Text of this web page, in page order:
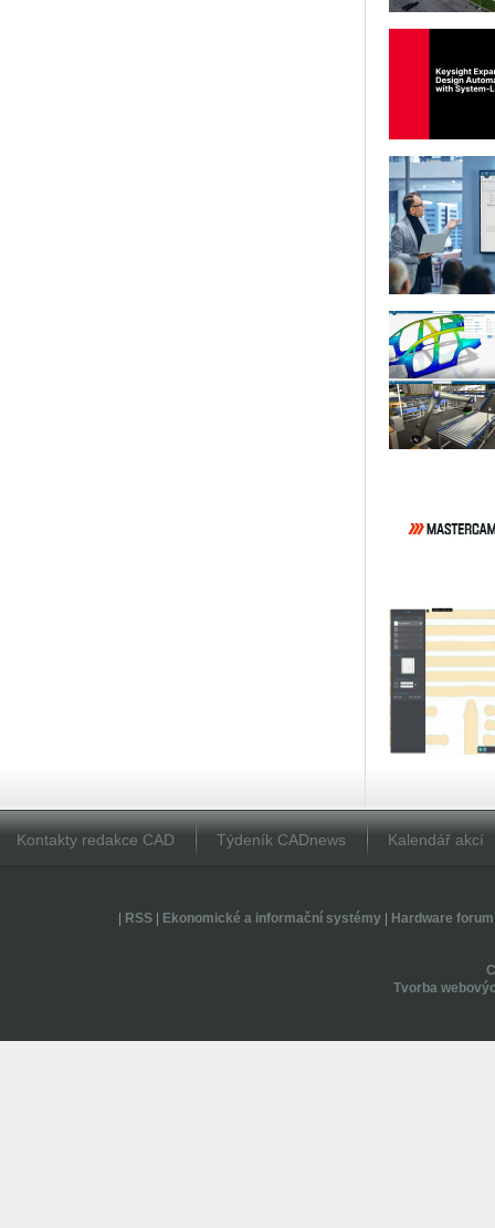
Kontakty redakce CAD Týdeník CADnews Kalendář akcí
RSS| Ekonomické a informační systémy| Hardware forum
Tvorba